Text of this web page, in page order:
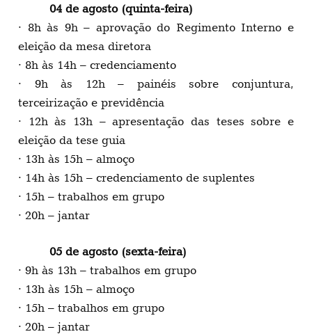
04 de agosto (quinta-feira)
· 8h às 9h – aprovação do Regimento Interno e
eleição da mesa diretora
· 8h às 14h – credenciamento
· 9h às 12h – painéis sobre conjuntura,
terceirização e previdência
· 12h às 13h – apresentação das teses sobre e
eleição da tese guia
· 13h às 15h – almoço
· 14h às 15h – credenciamento de suplentes
· 15h – trabalhos em grupo
· 20h – jantar
05 de agosto (sexta-feira)
· 9h às 13h – trabalhos em grupo
· 13h às 15h – almoço
· 15h – trabalhos em grupo
· 20h – jantar